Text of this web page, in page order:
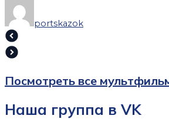
portskazok
Посмотреть все
Наша группа в VK